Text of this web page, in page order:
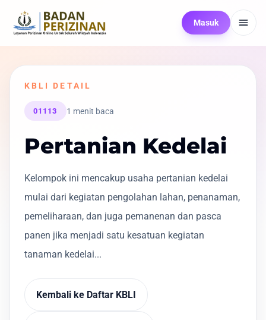
Masuk
KBLI DETAIL
01113 1 menit baca
Pertanian Kedelai
Kelompok ini mencakup usaha pertanian kedelai
mulai dari kegiatan pengolahan lahan, penanaman,
pemeliharaan, dan juga pemanenan dan pasca
panen jika menjadi satu kesatuan kegiatan
tanaman kedelai...
Kembali ke Daftar KBLI